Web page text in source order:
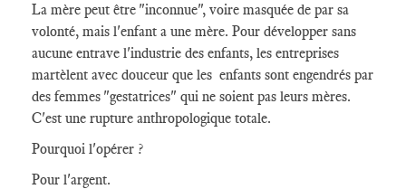
La mère peut être "inconnue", voire masquée de par sa
volonté, mais l'enfant a une mère. Pour développer sans
aucune entrave l'industrie des enfants, les entreprises
martèlent avec douceur que les enfants sont engendrés par
des femmes "gestatrices" qui ne soient pas leurs mères.
C'est une rupture anthropologique totale.
Pourquoi l'opérer ?
Pour l'argent.